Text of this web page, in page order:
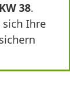
38.
sich Ihre